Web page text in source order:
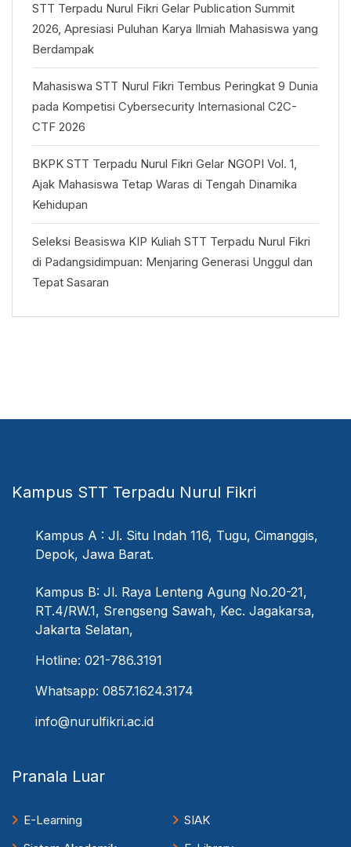
STT Terpadu Nurul Fikri Gelar Publication Summit
2026, Apresiasi Puluhan Karya Ilmiah Mahasiswa yang
Berdampak
Mahasiswa STT Nurul Fikri Tembus Peringkat 9 Dunia
pada Kompetisi Cybersecurity Internasional C2C-
CTF 2026
BKPK STT Terpadu Nurul Fikri Gelar NGOPI Vol. 1,
Ajak Mahasiswa Tetap Waras di Tengah Dinamika
Kehidupan
Seleksi Beasiswa KIP Kuliah STT Terpadu Nurul Fikri
di Padangsidimpuan: Menjaring Generasi Unggul dan
Tepat Sasaran
Kampus STT Terpadu Nurul Fikri
Kampus A : Jl. Situ Indah 116, Tugu, Cimanggis,
Depok, Jawa Barat.
Kampus B: Jl. Raya Lenteng Agung No.20-21,
RT.4/RW.1, Srengseng Sawah, Kec. Jagakarsa,
Jakarta Selatan,
Hotline: 021-786.3191
Whatsapp: 0857.1624.3174
info@nurulfikri.ac.id
Pranala Luar
E-Learning
SIAK